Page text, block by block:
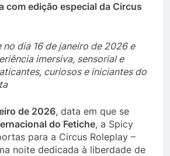
com edição especial da Circus
dia 16 de janeiro de 2026 e
imersiva, sensorial e
curiosos e iniciantes do
de 2026, data em que se
do Fetiche, a Spicy
para a Circus Roleplay –
noite dedicada à liberdade de